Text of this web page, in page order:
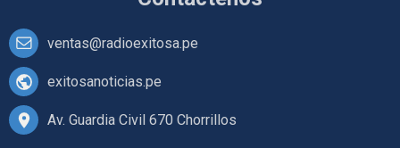
ventas@radioexitosa.pe
exitosanoticias.pe
Av. Guardia Civil 670 Chorrillos